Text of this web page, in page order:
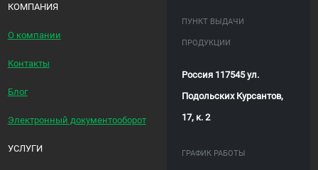
КОМПАНИЯ
О компании
Контакты
Блог
Электронный документооборот
УСЛУГИ
ПУНКТ ВЫДАЧИ
ПРОДУКЦИИ
Россия 117545 ул.
Подольских Курсантов,
17, к. 2
ГРАФИК РАБОТЫ